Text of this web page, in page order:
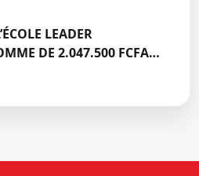
LEADER
DE 2.047.500 FCFA
PALU:DISCOURS DE M.